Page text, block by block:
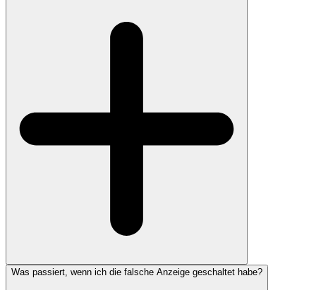
Was passiert, wenn ich die falsche Anzeige geschaltet habe?